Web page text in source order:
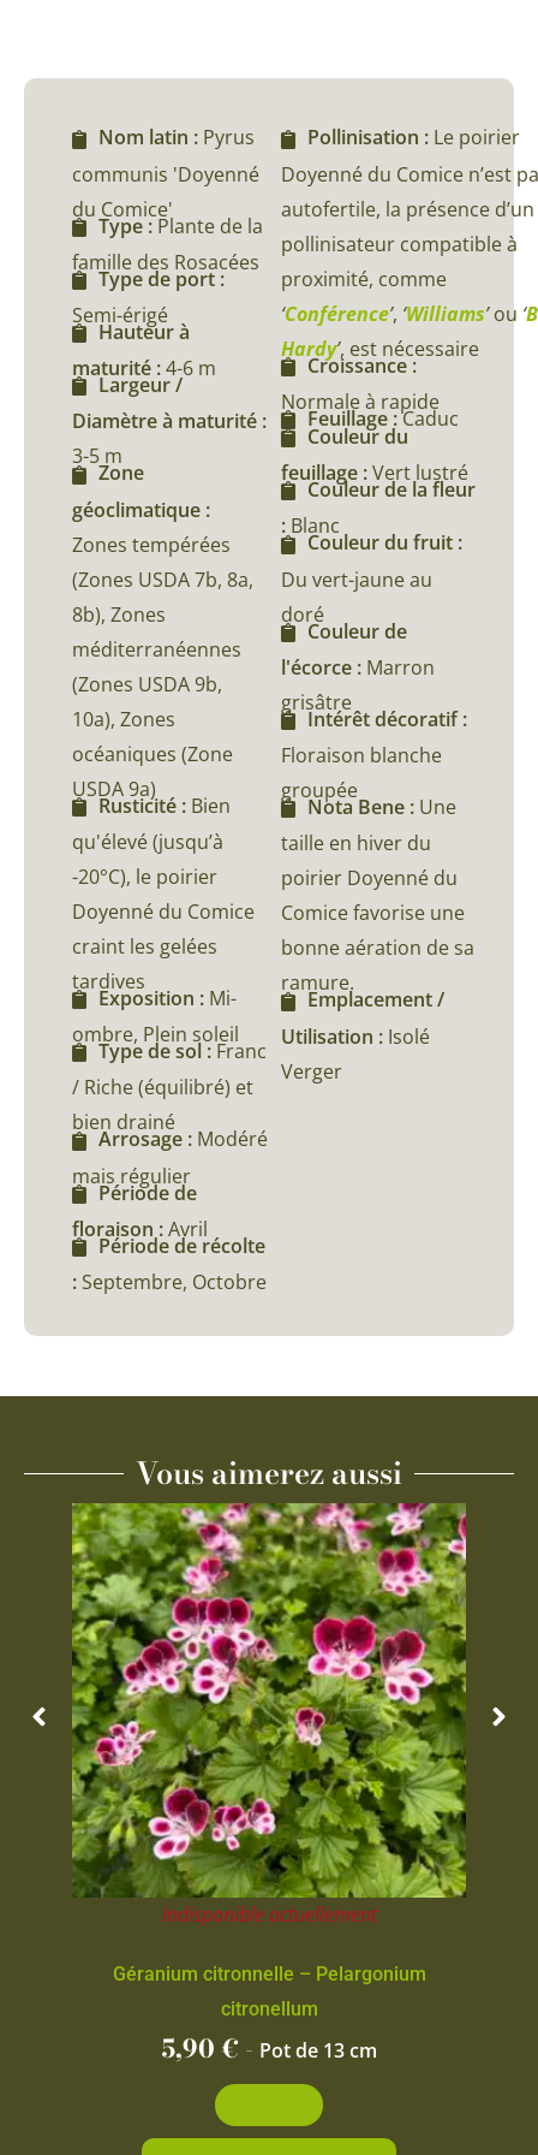
Nom latin : Pyrus
communis 'Doyenné
du Comice'
Type :Plante de la
famille des Rosacées
Type de port :
Semi-érigé
Hauteur à
maturité :4-6 m
Largeur /
Diamètre à maturité :
3-5 m
Zone
géoclimatique :
Zones tempérées
(Zones USDA 7b, 8a,
8b), Zones
méditerranéennes
(Zones USDA 9b,
10a), Zones
océaniques (Zone
USDA 9a)
Rusticité : Bien
qu'élevé (jusqu’à
-20°C), le poirier
Doyenné du Comice
craint les gelées
tardives
Exposition : Mi-
ombre, Plein soleil
Type de sol : Franc
/ Riche (équilibré) et
bien drainé
Arrosage : Modéré
mais régulier
Période de
floraison :Avril
Période de récolte
:Septembre, Octobre
Pollinisation : Le poirier
Doyenné du Comice n’est
autofertile, la présence d’un
pollinisateur compatible à
proximité, comme
‘Conférence’, ‘Williams’ou ‘
Hardy’, est nécessaire
Croissance :
Normale à rapide
Feuillage :Caduc
Couleur du
feuillage :Vert lustré
Couleur de la fleur
: Blanc
Couleur du fruit :
Du vert-jaune au
doré
Couleur de
l'écorce : Marron
grisâtre
Intérêt décoratif :
Floraison blanche
groupée
Nota Bene : Une
taille en hiver du
poirier Doyenné du
Comice favorise une
bonne aération de sa
ramure.
Emplacement /
Utilisation : Isolé
Verger
Vous aimerez aussi
Indisponible actuellement
Géranium citronnelle – Pelargonium
citronellum
5,90€ - Pot de 13 cm